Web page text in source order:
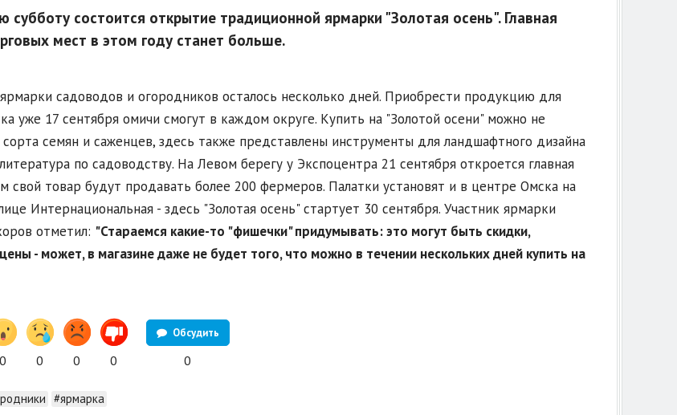
субботу состоится открытие традиционной ярмарки "Золотая осень". Главная
мест в этом году станет больше.
садоводов и огородников осталось несколько дней. Приобрести продукцию для
уже 17 сентября омичи смогут в каждом округе. Купить на "Золотой осени" можно не
семян и саженцев, здесь также представлены инструменты для ландшафтного дизайна
по садоводству. На Левом берегу у Экспоцентра 21 сентября откроется главная
свой товар будут продавать более 200 фермеров. Палатки установят и в центре Омска на
Интернациональная - здесь "Золотая осень" стартует 30 сентября. Участник ярмарки
отметил: "Стараемся какие-то "фишечки" придумывать: это могут быть скидки,
- может, в магазине даже не будет того, что можно в течении нескольких дней купить на
0 0 0 0
Обсудить
0
#ярмарка